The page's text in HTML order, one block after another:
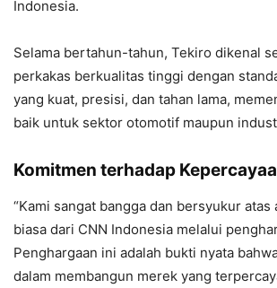
Indonesia.
Selama bertahun-tahun, Tekiro dikenal
perkakas berkualitas tinggi dengan
yang kuat, presisi, dan tahan lama,
baik untuk sektor otomotif maupun
Komitmen terhadap
“Kami sangat bangga dan bersyukur
biasa dari CNN Indonesia melalui
Penghargaan ini adalah bukti nyata
dalam membangun merek yang